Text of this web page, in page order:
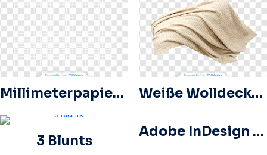
Millimeterpapierblatt mit hellblauem Rasterstil, kostenloses PNG Weiße Wolldecke mit gemusterten Stürzen
3 Blunts
Adobe InDesign Hauptlogo-ID-Symbol Quadrat mit abgerundeten Ecken Kostenloses PNG